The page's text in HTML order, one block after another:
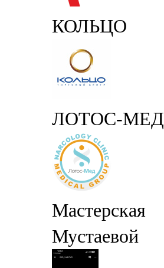
КОЛЬЦО
ЛОТОС-МЕД
Мастерская
Мустаевой